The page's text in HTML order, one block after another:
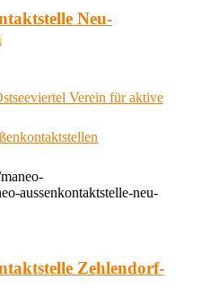
Neu-
Verein für aktive
aussenkontaktstelle-neu-
Zehlendorf-